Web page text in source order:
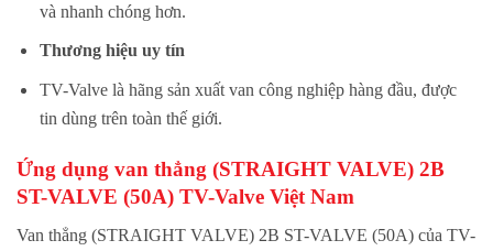
và nhanh chóng hơn.
Thương hiệu uy tín
TV-Valve là hãng sản xuất van công nghiệp hàng đầu, được
tin dùng trên toàn thế giới.
Ứng dụng van thẳng (STRAIGHT VALVE) 2B
ST-VALVE (50A) TV-Valve Việt Nam
Van thẳng (STRAIGHT VALVE) 2B ST-VALVE (50A) của TV-